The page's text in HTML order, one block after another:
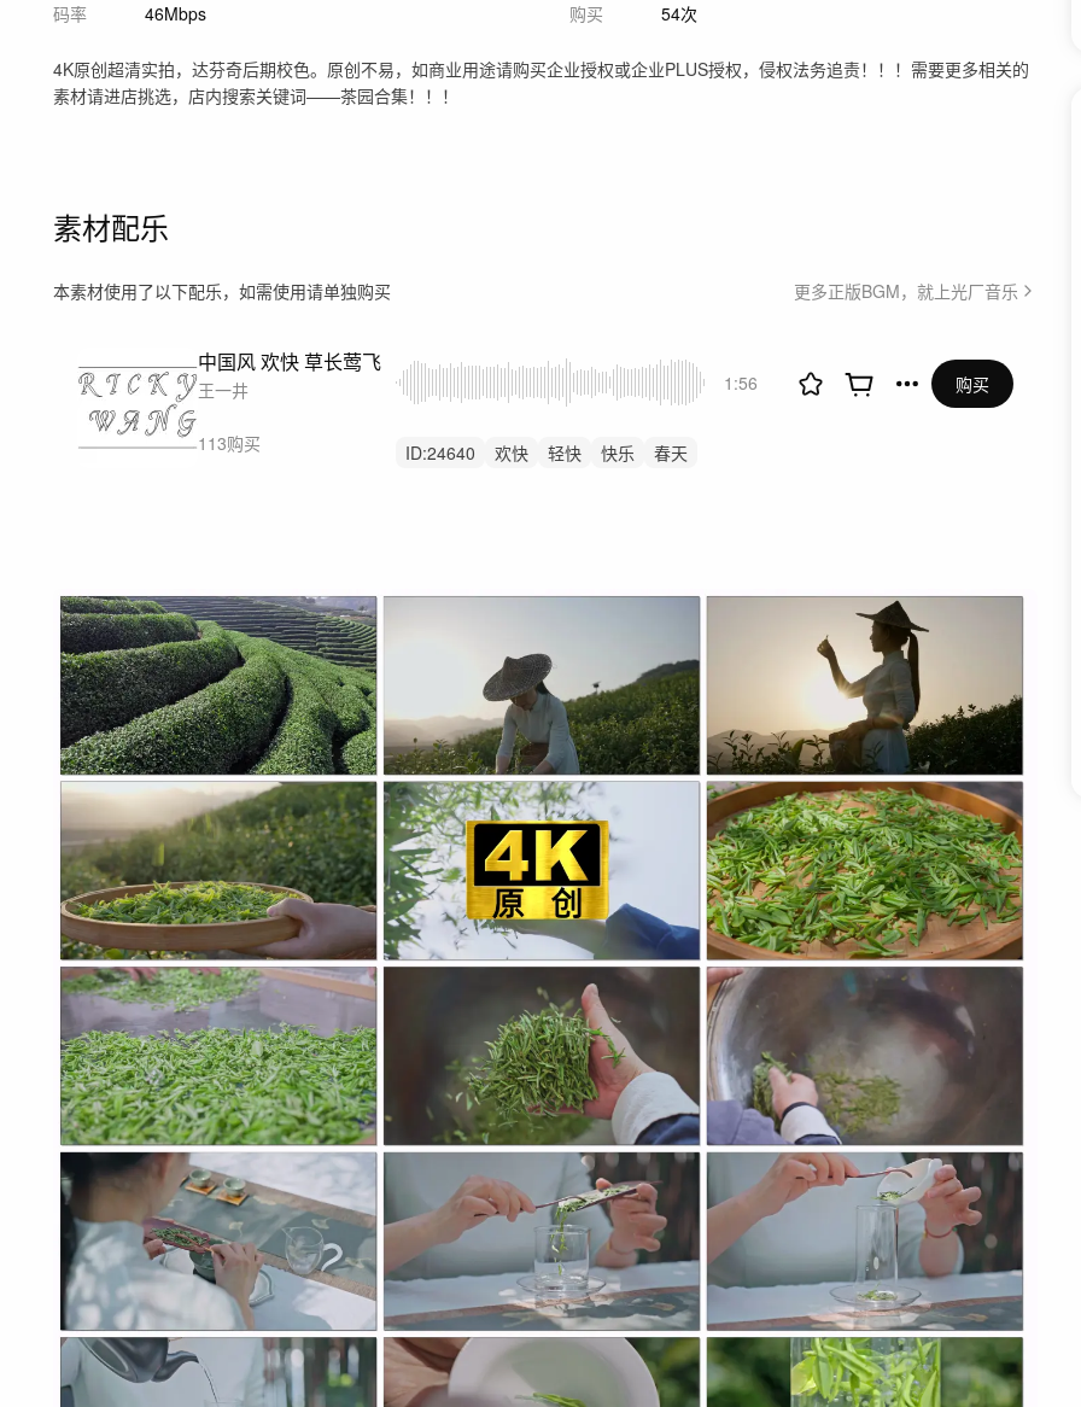
码率
46Mbps
购买
54次
4K原创超清实拍，达芬奇后期校色。原创不易，如商业用途请购买企业授权或企业PLUS授权，侵权法务追责！！！需要更多相关的
素材请进店挑选，店内搜索关键词——茶园合集！！！
素材配乐
本素材使用了以下配乐，如需使用请单独购买 更多正版BGM，就上光厂音乐
中国风 欢快 草长莺飞
王一井
113购买
1:56
ID:24640 欢快 轻快 快乐
春天
购买